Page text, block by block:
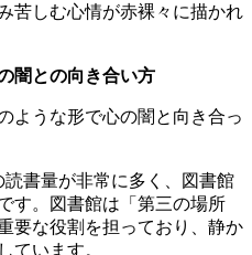
苦しむ心情が赤裸々に描かれ
闇との向き合い方
ような形で心の闇と向き合っ
書量が非常に多く、図書館
す。図書館は「第三の場所
要な役割を担っており、静か
ています。